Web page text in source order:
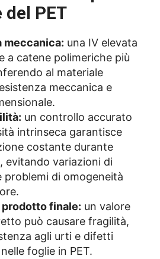
del PET
meccanica: una IV elevata
a catene polimeriche più
al materiale
meccanica e
un controllo accurato
intrinseca garantisce
costante durante
evitando variazioni di
problemi di omogeneità
prodotto finale: un valore
può causare fragilità,
agli urti e difetti
foglie in PET.